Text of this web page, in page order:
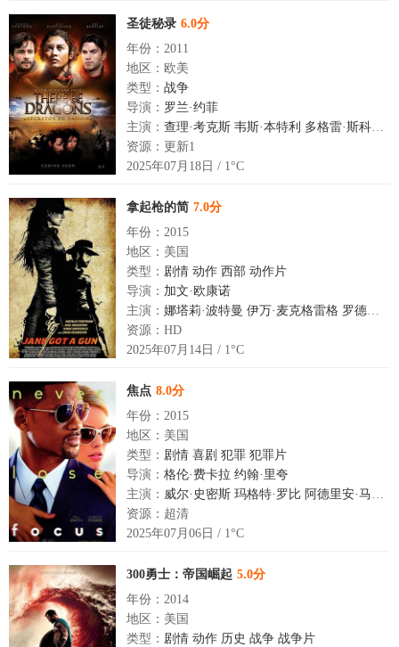
圣徒秘录 6.0分
年份：2011
地区：欧美
类型： 战争
导演： 罗兰·约菲
主演： 查理·考克斯 韦斯·本特利 多格雷·斯科特
资源：更新1
2025年07月18日 / 1°C
拿起枪的简 7.0分
年份：2015
地区：美国
类型： 剧情 动作 西部 动作片
导演： 加文·欧康诺
主演： 娜塔莉·波特曼 伊万·麦克格雷格 罗德里戈·桑托罗
资源：HD
2025年07月14日 / 1°C
焦点 8.0分
年份：2015
地区：美国
类型： 剧情 喜剧 犯罪 犯罪片
导演： 格伦·费卡拉 约翰·里夸
主演： 威尔·史密斯 玛格特·罗比 阿德里安·马丁内斯
资源：超清
2025年07月06日 / 1°C
300勇士：帝国崛起 5.0分
年份：2014
地区：美国
类型： 剧情 动作 历史 战争 战争片